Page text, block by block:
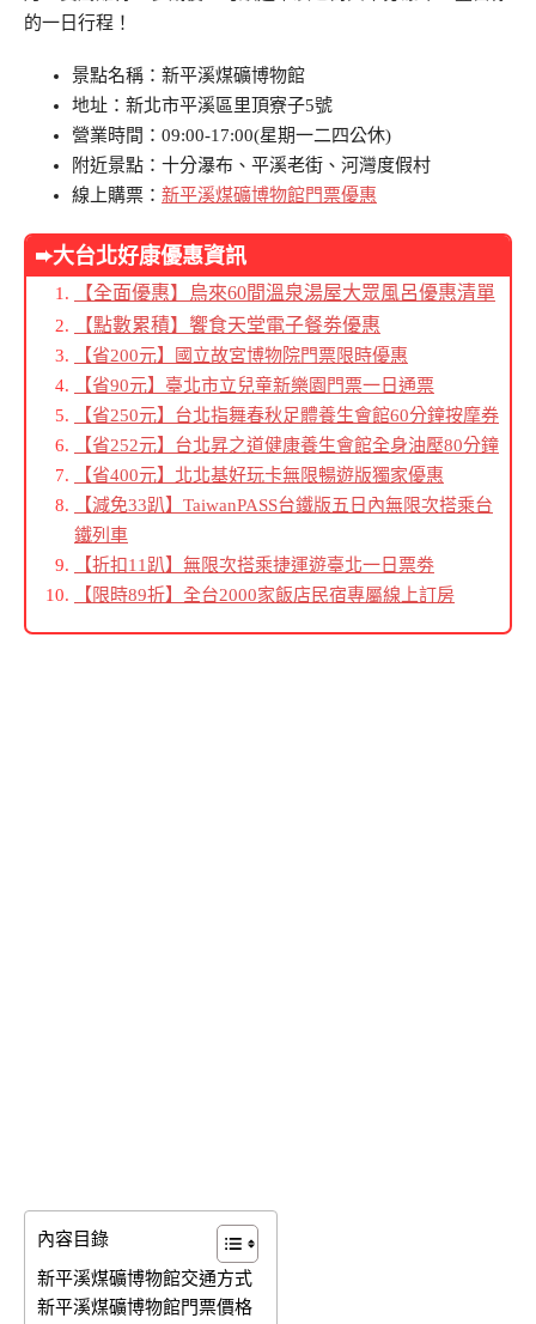
的一日行程！
景點名稱：新平溪煤礦博物館
地址：新北市平溪區里頂寮子5號
營業時間：09:00-17:00(星期一二四公休)
附近景點：十分瀑布、平溪老街、河灣度假村
線上購票： 新平溪煤礦博物館門票優惠
➨大台北好康優惠資訊
【全面優惠】烏來60間溫泉湯屋大眾風呂優惠清單
【點數累積】饗食天堂電子餐劵優惠
【省200元】國立故宮博物院門票限時優惠
【省90元】臺北市立兒童新樂園門票一日通票
【省250元】台北指舞春秋足體養生會館60分鐘按摩券
【省252元】台北昇之道健康養生會館全身油壓80分鐘
【省400元】北北基好玩卡無限暢遊版獨家優惠
【減免33趴】TaiwanPASS台鐵版五日內無限次搭乘台
鐵列車
【折扣11趴】無限次搭乘捷運遊臺北一日票劵
【限時89折】全台2000家飯店民宿專屬線上訂房
內容目錄
新平溪煤礦博物館交通方式
新平溪煤礦博物館門票價格